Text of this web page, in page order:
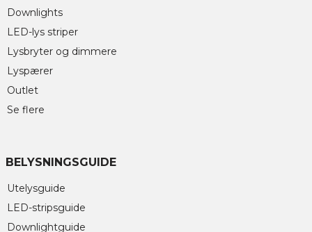
Downlights
LED-lys striper
Lysbryter og dimmere
Lyspærer
Outlet
Se flere
BELYSNINGSGUIDE
Utelysguide
LED-stripsguide
Downlightguide